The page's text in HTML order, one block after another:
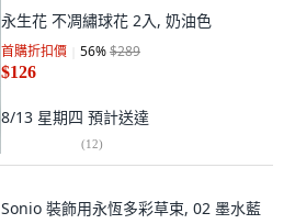
永生花 不凋繡球花 2入, 奶油色
首購折扣價 56%$289
$126
8/13 星期四 預計送達
(12)
Sonio 裝飾用永恆多彩草束, 02 墨水藍